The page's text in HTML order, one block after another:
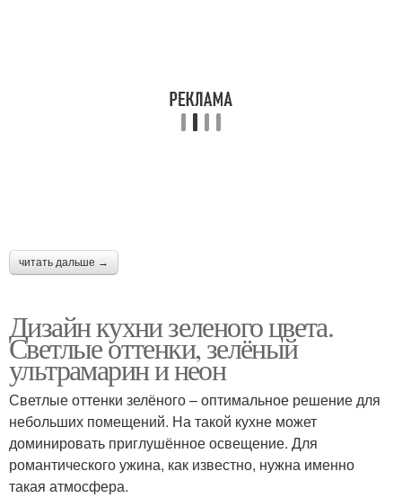
читать дальше →
Дизайн кухни зеленого цвета.
Светлые оттенки, зелёный
ультрамарин и неон
Светлые оттенки зелёного – оптимальное решение для
небольших помещений. На такой кухне может
доминировать приглушённое освещение. Для
романтического ужина, как известно, нужна именно
такая атмосфера.